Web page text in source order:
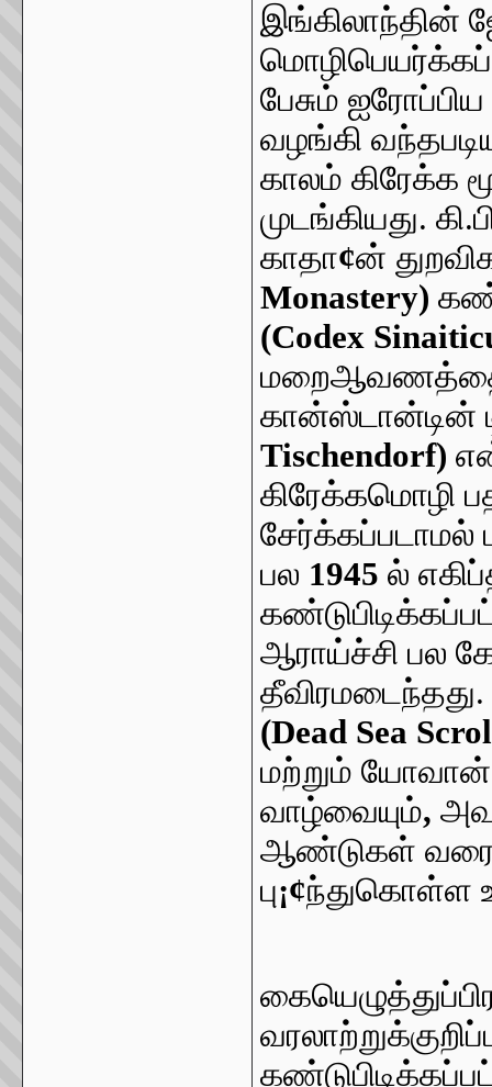
இங்கிலாந்தின்
பேசும்
வழங்கி
காலம் கிரேக்க
முடங்கியது.
காதா¢ன்
Monastery)
(Codex
மறைஆவணத்தை
Tischendorf)
கிரேக்கமொழி
சேர்க்கப்படாமல்
பல 1945 ல்
ஆராய்ச்சி பல
தீவிரமடைந்தது.
(Dead Sea
மற்றும்
வாழ்வையும்,
ஆண்டுகள்
பு¡¢ந்துகொள்ள